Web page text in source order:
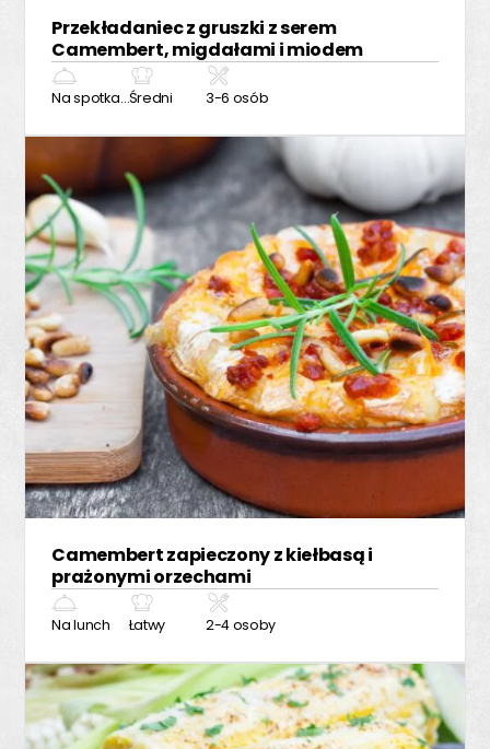
Przekładaniec z gruszki z serem
Camembert, migdałami i miodem
Na spotkanie z przyjaciółmiŚredni 3-6 osób
Camembert zapieczony z kiełbasą i
prażonymi orzechami
Na lunch Łatwy 2-4 osoby